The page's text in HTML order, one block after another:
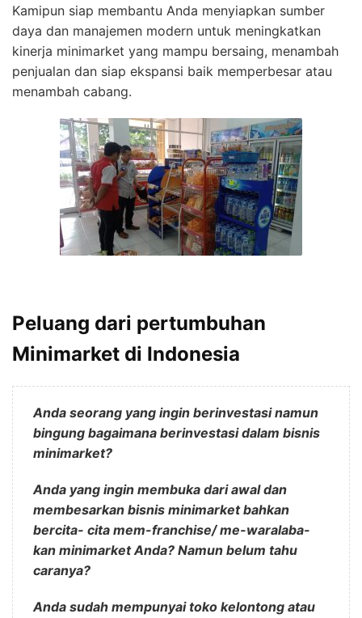
Kamipun siap membantu Anda menyiapkan sumber
daya dan manajemen modern untuk meningkatkan
kinerja minimarket yang mampu bersaing, menambah
penjualan dan siap ekspansi baik memperbesar atau
menambah cabang.
Peluang dari pertumbuhan
Minimarket di Indonesia
Anda seorang yang ingin berinvestasi namun
bingung bagaimana berinvestasi dalam bisnis
minimarket?
Anda yang ingin membuka dari awal dan
membesarkan bisnis minimarket bahkan
bercita- cita mem-franchise/ me-waralaba-
kan minimarket Anda? Namun belum tahu
caranya?
Anda sudah mempunyai toko kelontong atau